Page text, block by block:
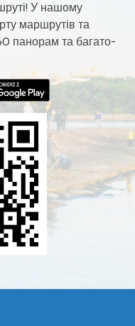
У нашому
маршрутів та
панорам та багато-